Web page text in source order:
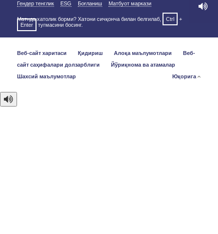
Гендер тенглик
ESG Боғланиш Матбуот маркази
Матнда хатолик борми? Хатони сичқонча билан белгилаб, Ctrl
+
Enter
тугмасини босинг.
Веб-сайт харитаси Қидириш Алоқа маълумотлари
Веб-
сайт саҳифалари долзарблиги
Йўриқнома ва атамалар
Шахсий маълумотлар
Юқорига